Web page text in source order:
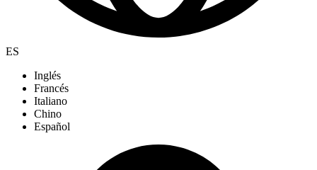
ES
Inglés
Francés
Italiano
Chino
Español